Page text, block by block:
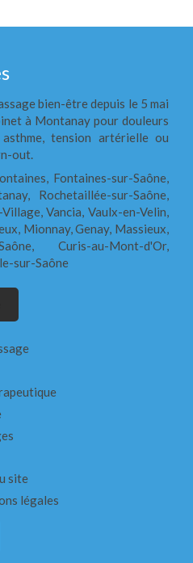
bien-être depuis le 5 mai
à Montanay pour douleurs
tension artérielle ou
out.
Fontaines-sur-Saône,
Rochetaillée-sur-Saône,
Vancia, Vaulx-en-Velin,
Mionnay, Genay, Massieux,
Curis-au-Mont-d'Or,
sur-Saône
site
légales